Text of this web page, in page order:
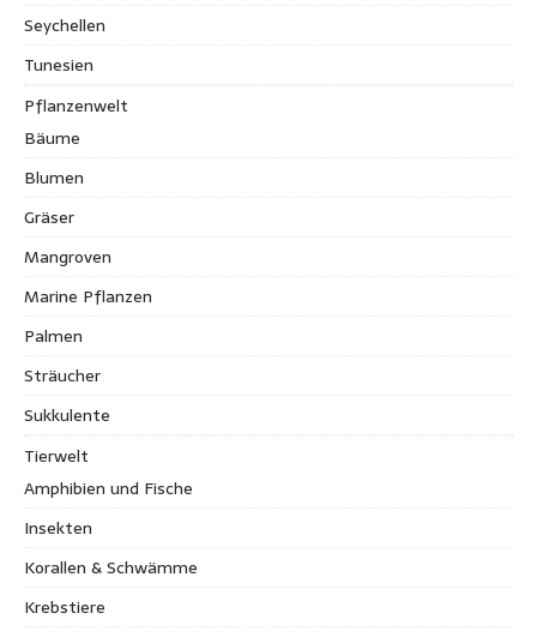
Seychellen
Tunesien
Pflanzenwelt
Bäume
Blumen
Gräser
Mangroven
Marine Pflanzen
Palmen
Sträucher
Sukkulente
Tierwelt
Amphibien und Fische
Insekten
Korallen & Schwämme
Krebstiere